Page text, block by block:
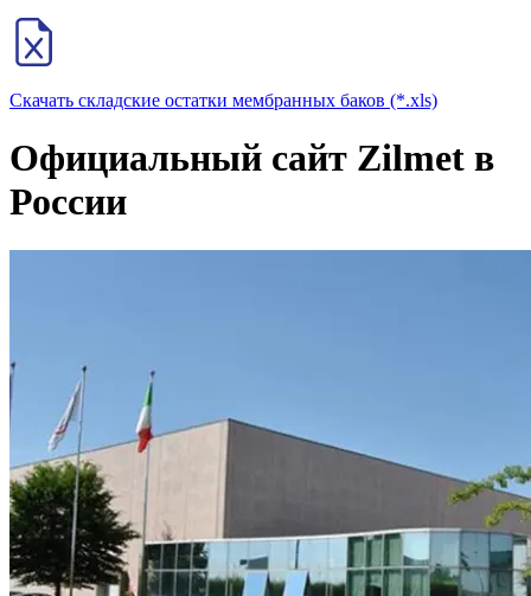
Скачать складские остатки мембранных баков (*.xls)
Официальный сайт Zilmet в
России